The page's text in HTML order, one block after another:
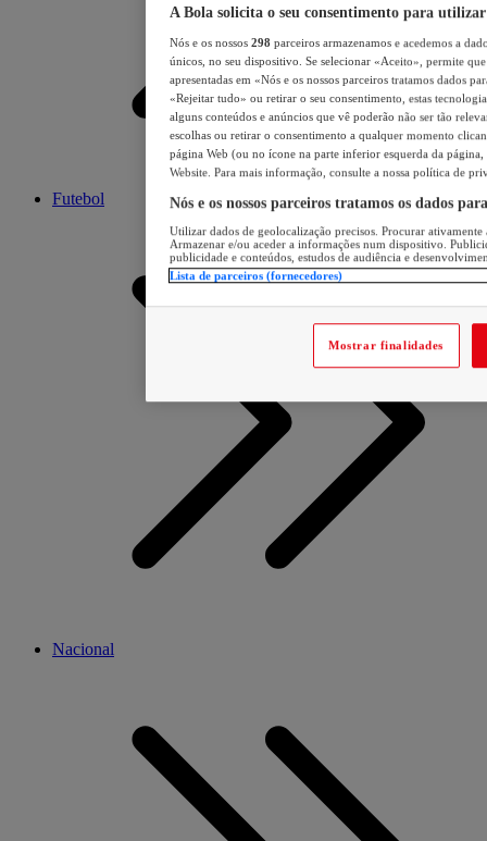
Futebol
Nacional
A Bola solicita o seu consentimento para utilizar
Nós e os nossos 298 parceiros armazenamos e acedemos a
únicos, no seu dispositivo. Se selecionar «Aceito», permite
apresentadas em «Nós e os nossos parceiros tratamos dados
«Rejeitar tudo» ou retirar o seu consentimento, estas
alguns conteúdos e anúncios que vê poderão não ser tão
escolhas ou retirar o consentimento a qualquer momento
página Web (ou no ícone na parte inferior esquerda da página,
Website. Para mais informação, consulte a nossa política de
Nós e os nossos parceiros tratamos os dados
Utilizar dados de geolocalização precisos. Procurar
Armazenar e/ou aceder a informações num dispositivo.
publicidade e conteúdos, estudos de audiência e
Lista de parceiros (fornecedores)
Mostrar finalidades